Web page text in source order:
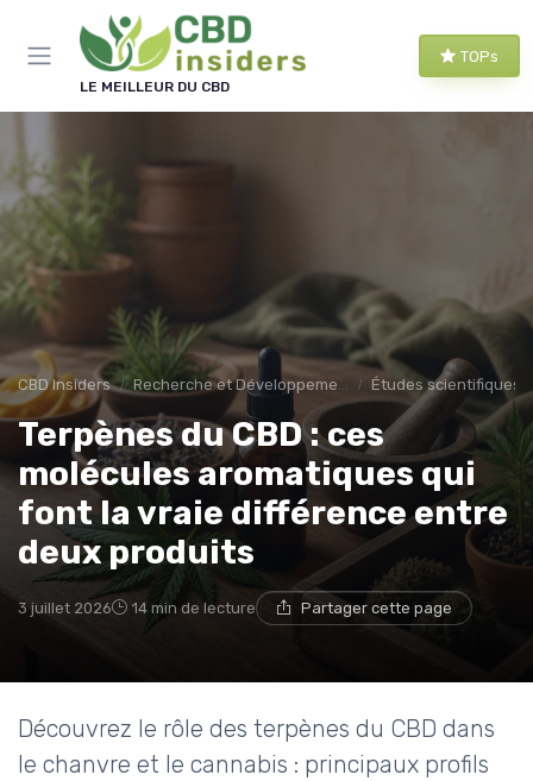
LE MEILLEUR DU CBD
TOPs
CBD Insiders Recherche et Développement en CBD Études scientifiques
Terpènes du CBD : ces
molécules aromatiques qui
font la vraie différence entre
deux produits
3 juillet 2026 14 min de lecture Partager cette page
Découvrez le rôle des terpènes du CBD dans
le chanvre et le cannabis : principaux profils
Panneau de gestion des cookies